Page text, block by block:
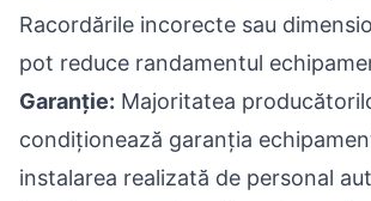
Racordările incorecte sau
pot reduce randamentul
Garanție: Majoritatea
condiționează garanția
instalarea realizată de personal